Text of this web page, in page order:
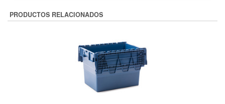
PRODUCTOS RELACIONADOS